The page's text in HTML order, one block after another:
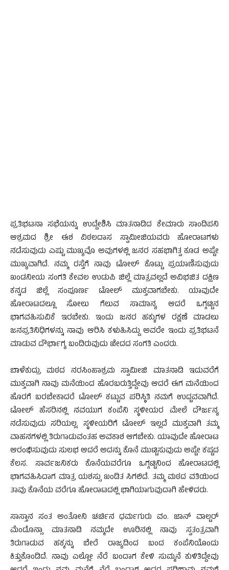
ಪ್ರತಿಭಟನಾ ಸಭೆಯನ್ನು ಉದ್ದೇಶಿಸಿ ಮಾತನಾಡಿದ ಕೇಮಾರು ಸಾಂದಿಪನಿ
ಆಶ್ರಮದ ಶ್ರೀ ಈಶ ವಿಠಲದಾಸ ಸ್ವಾಮೀಜಿಯವರು ಹೋರಾಟಗಳು
ನಡೆಸುವುದು ಎಷ್ಟು ಮುಖ್ಯವೊ ಅವುಗಳಲ್ಲಿ ಜನರ ಸಹಭಾಗಿತ್ವ ಕೂಡ ಅಷ್ಟೇ
ಮುಖ್ಯವಾಗಿದೆ. ನಮ್ಮ ರಸ್ತೆಗೆ ನಾವು ಟೋಲ್ ಕೊಟ್ಟು ಪ್ರಯಾಣಿಸುವುದು
ಖಂಡನೀಯ ಸಂಗತಿ ಕೇವಲ ಉಡುಪಿ ಜಿಲ್ಲೆ ಮಾತ್ರವಲ್ಲದೆ ಅವಿಭಜಿತ ದಕ್ಷಿಣ
ಕನ್ನಡ ಜಿಲ್ಲೆ ಸಂಪೂರ್ಣ ಟೋಲ್ ಮುಕ್ತವಾಗಬೇಕು. ಯಾವುದೇ
ಹೋರಾಟದಲ್ಲೂ ಸೋಲು ಗೆಲುವ ಸಾಮಾನ್ಯ ಆದರೆ ಒಗ್ಗಟ್ಟಿನ
ಭಾಗವಹಿಸುವಿಕೆ ಇರಬೇಕು. ಇಂದು ಜನರ ಹಕ್ಕುಗಳ ರಕ್ಷಣೆ ಮಾಡಲು
ಜನಪ್ರತಿನಿಧಿಗಳನ್ನು ನಾವು ಆರಿಸಿ ಕಳುಹಿಸಿದ್ದು ಅವರೇ ಇಂದು ಪ್ರತಿಭಟನೆ
ಮಾಡುವ ದೌರ್ಭಾಗ್ಯ ಬಂದಿರುವುದು ಖೇದದ ಸಂಗತಿ ಎಂದರು.
ಬಾಳೆಕುದ್ರು ಮಠದ ನರಸಿಂಹಾಶ್ರಮ ಸ್ವಾಮೀಜಿ ಮಾತನಾಡಿ ಇದುವರೆಗೆ
ಮುಕ್ತವಾಗಿ ನಾವು ಮನೆಯಿಂದ ಹೊರಬರುತ್ತಿದ್ದೇವು ಆದರೆ ಈಗ ಮನೆಯಿಂದ
ಹೊರಗೆ ಬರಬೇಕಾದರೆ ಟೋಲ್ ಕಟ್ಟುವ ಪರಿಸ್ಥಿತಿ ನಮಗೆ ಉದ್ಬವವಾಗಿದೆ.
ಟೋಲ್ ಹೆಸರಿನಲ್ಲಿ ನವಯುಗ ಕಂಪೆನಿ ಸ್ಥಳೀಯರ ಮೇಲೆ ದೌರ್ಜನ್ಯ
ನಡೆಸುವುದು ಸರಿಯಲ್ಲ. ಸ್ಥಳೀಯರಿಗೆ ಟೋಲ್ ಇಲ್ಲದೆ ಮುಕ್ತವಾಗಿ ತಮ್ಮ
ವಾಹನಗಳಲ್ಲಿ ತಿರುಗಾಡುವಂತಹ ಅವಕಾಶ ಆಗಬೇಕು. ಯಾವುದೇ ಹೋರಾಟ
ಆರಂಭಿಸುವುದು ಸುಲಭ ಆದರೆ ಅದನ್ನು ಕೊನೆ ಮುಟ್ಟಿಸುವುದು ಅಷ್ಟೇ ಕಷ್ಟದ
ಕೆಲಸ. ಸಾರ್ವಜನಿಕರು ಕೊನೆಯವರೆಗೂ ಒಗ್ಗಟ್ಟಿನಿಂದ ಹೋರಾಟದಲ್ಲಿ
ಭಾಗವಹಿಸಿದಾಗ ಮಾತ್ರ ಯಶಸ್ಸು ಖಂಡಿತ ಸಿಗಲಿದೆ. ತಮ್ಮ ಮಠದ ವತಿಯಿಂದ
ತಾವು ಕೊನೆಯ ವರೆಗೂ ಹೋರಾಟದಲ್ಲಿ ಭಾಗಿಯಾಗುವುದಾಗಿ ಹೇಳಿದರು.
ಸಾಸ್ತಾನ ಸಂತ ಅಂತೋನಿ ಚರ್ಚಿನ ಧರ್ಮಗುರು ವಂ. ಜಾನ್ ವಾಲ್ಟರ್
ಮೆಂಡೊನ್ಸಾ ಮಾತನಾಡಿ ನಮ್ಮದೇ ಊರಿನಲ್ಲಿ ನಾವು ಸ್ವತಂತ್ರವಾಗಿ
ತಿರುಗಾಡುವ ಹಕ್ಕನ್ನು ಬೇರೆ ರಾಜ್ಯದಿಂದ ಬಂದ ಕಂಪೆನಿಯೊಂದು
ಕಿತ್ತುಕೊಂಡಿದೆ. ನಾವು ಎಲ್ಲೋ ನೆರೆ ಬಂದಾಗ ಕೇಳಿ ಸುಮ್ಮನೆ ಕುಳಿತಿದ್ದೇವು